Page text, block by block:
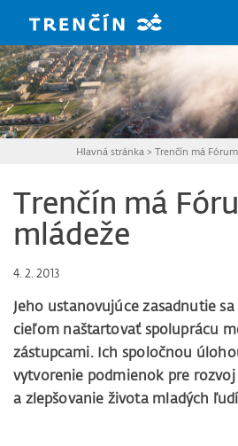
Hlavná stránka > Trenčín má
Trenčín má
mládeže
4. 2. 2013
Jeho ustanovujúce zasadnutie
cieľom naštartovať spoluprácu
zástupcami. Ich spoločnou
vytvorenie podmienok pre
a zlepšovanie života mladých